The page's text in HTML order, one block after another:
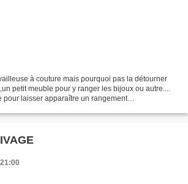
à couture mais pourquoi pas la détourner
petit meuble pour y ranger les bijoux ou autre....
pour laisser apparaître un rangement